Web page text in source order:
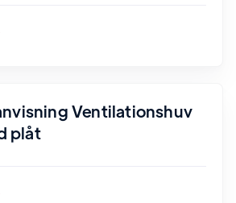
Ventilationshuv
plåt